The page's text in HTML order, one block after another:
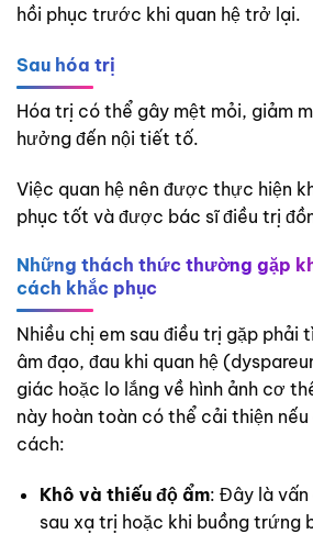
hồi phục trước khi quan hệ trở lại.
Sau hóa trị
Hóa trị có thể gây mệt mỏi, giảm
hưởng đến nội tiết tố.
Việc quan hệ nên được thực hiện
phục tốt và được bác sĩ điều trị
Những thách thức thường gặp
cách khắc phục
Nhiều chị em sau điều trị gặp phải
âm đạo, đau khi quan hệ
giác hoặc lo lắng về hình ảnh cơ
này hoàn toàn có thể cải thiện
cách:
Khô và thiếu độ ẩm: Đây là vấn
sau xạ trị hoặc khi buồng trứng